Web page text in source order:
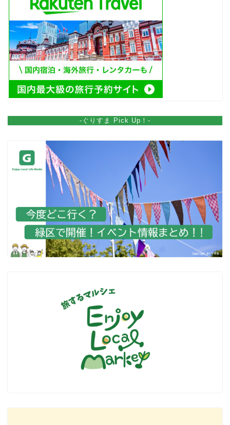
-ぐりすま Pick Up！-